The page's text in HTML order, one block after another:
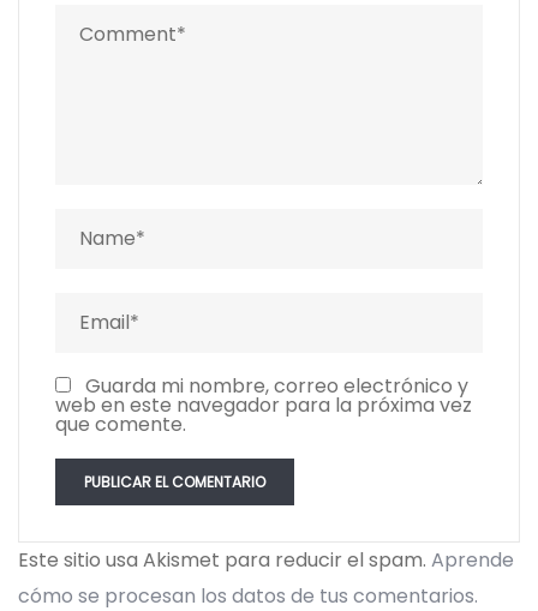
Guarda mi nombre, correo electrónico y
web en este navegador para la próxima vez
que comente.
Este sitio usa Akismet para reducir el spam. Aprende
cómo se procesan los datos de tus comentarios.